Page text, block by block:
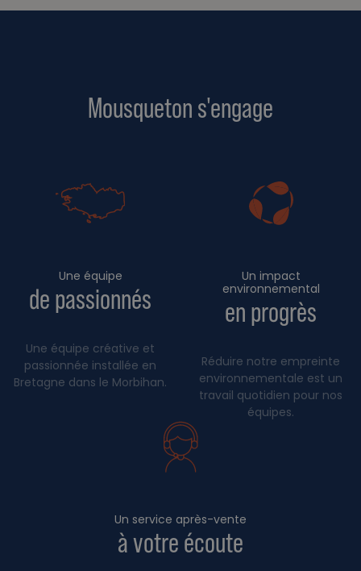
Mousqueton s'engage
Une équipe
de passionnés
Une équipe créative et
passionnée installée en
Bretagne dans le Morbihan.
Un impact
environnemental
en progrès
Réduire notre empreinte
environnementale est un
travail quotidien pour nos
équipes.
Un service après-vente
à votre écoute